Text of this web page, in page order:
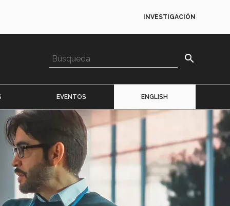
INVESTIGACIÓN
search
EVENTOS ENGLISH